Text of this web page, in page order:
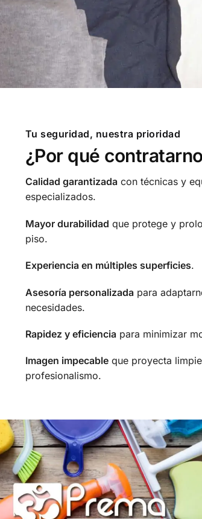
Tu seguridad, nuestra prioridad
¿Por qué
Calidad garantizadacon técnicas y
especializados.
Mayor durabilidad que protege y
piso.
Experiencia en múltiples superficies.
Asesoría personalizadapara
necesidades.
Rapidez y eficienciapara minimizar
Imagen impecableque proyecta
profesionalismo.